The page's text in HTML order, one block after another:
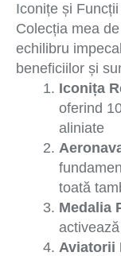
Iconițe și
Colecția mea
echilibru
beneficiilor și
Iconița
oferind
aliniate
toată
Medalia
Aviatorii